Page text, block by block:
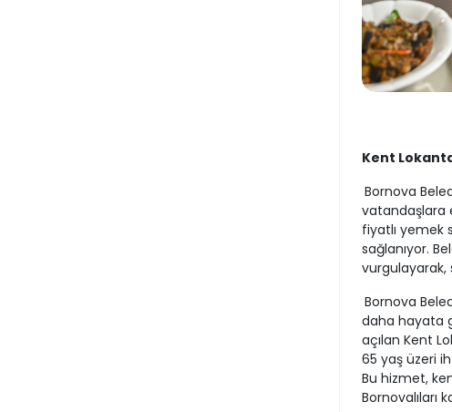
Kent
Bornova
vatandaşlara
fiyatlı yemek
sağlanıyor.
Bornova
daha hayata
açılan Kent
65 yaş üzeri
Bu hizmet,
Bornovalıları